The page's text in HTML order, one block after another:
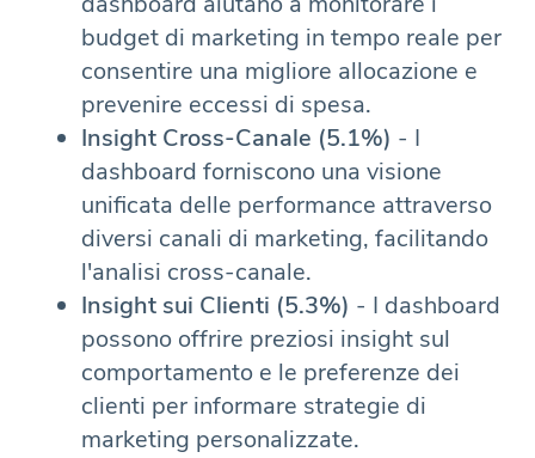
budget di marketing in tempo reale per
consentire una migliore allocazione e
prevenire eccessi di spesa.
Insight Cross-Canale (5.1%) - I
dashboard forniscono una visione
unificata delle performance attraverso
diversi canali di marketing, facilitando
l'analisi cross-canale.
Insight sui Clienti (5.3%) - I dashboard
possono offrire preziosi insight sul
comportamento e le preferenze dei
clienti per informare strategie di
marketing personalizzate.